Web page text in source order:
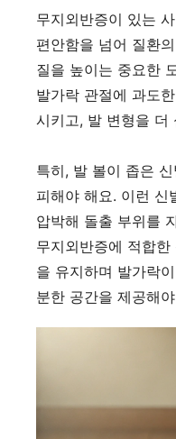
무지외반증이 있는
편안함을 넘어 질환
질을 높이는 중요한
발가락 관절에 과도
시키고, 발 변형을 더
특히, 발 볼이 좁은
피해야 해요. 이런 신
압박해 돌출 부위를
무지외반증에 적합
을 유지하며 발가락
분한 공간을 제공해